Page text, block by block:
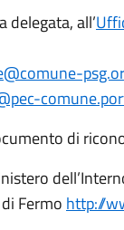
delegata, all’
di
Fermo http://